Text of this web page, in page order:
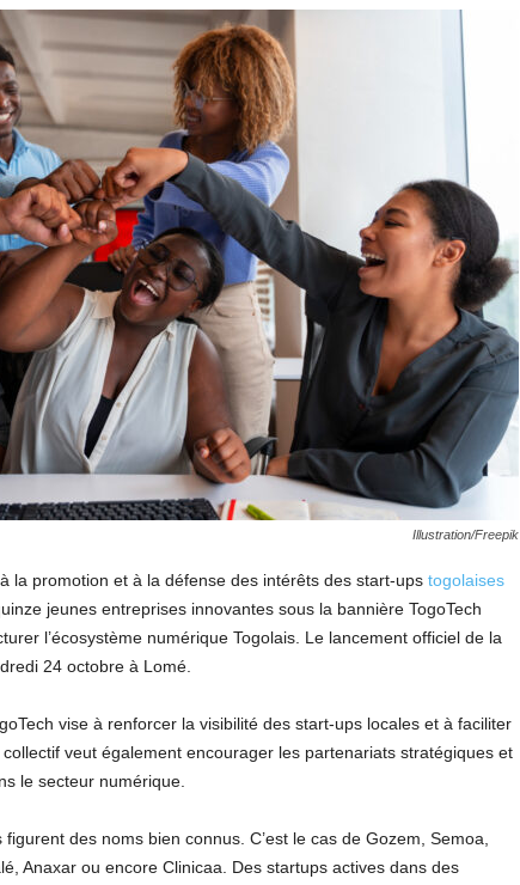
Illustration/Freepik
la promotion et à la défense des intérêts des start-ups togolaises
jeunes entreprises innovantes sous la bannière TogoTech
l’écosystème numérique Togolais. Le lancement officiel de la
24 octobre à Lomé.
vise à renforcer la visibilité des start-ups locales et à faciliter
veut également encourager les partenariats stratégiques et
le secteur numérique.
des noms bien connus. C’est le cas de Gozem, Semoa,
Anaxar ou encore Clinicaa. Des startups actives dans des